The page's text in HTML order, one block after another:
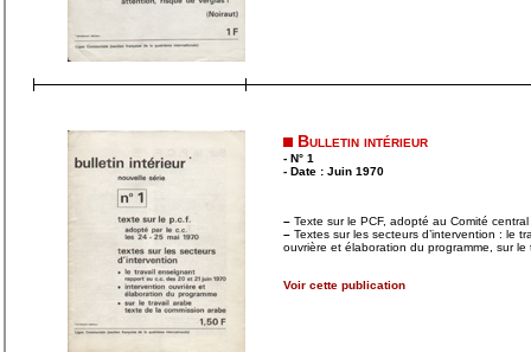
Bulletin intérieur
- N° 1
- Date : Juin 1970
– Texte sur le PCF, adopté au Comité
– Textes sur les secteurs d’intervention : le
ouvrière et élaboration du programme, sur le
Voir cette publication